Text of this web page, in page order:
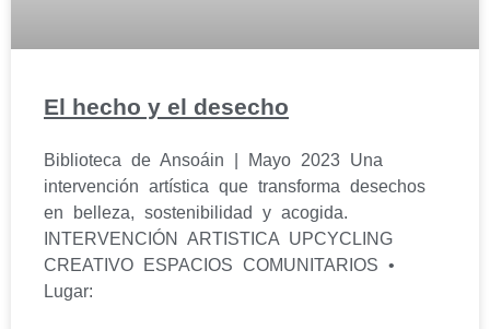
El hecho y el desecho
Biblioteca de Ansoáin | Mayo 2023 Una
intervención artística que transforma desechos
en belleza, sostenibilidad y acogida.
INTERVENCIÓN ARTISTICA UPCYCLING
CREATIVO ESPACIOS COMUNITARIOS •
Lugar: